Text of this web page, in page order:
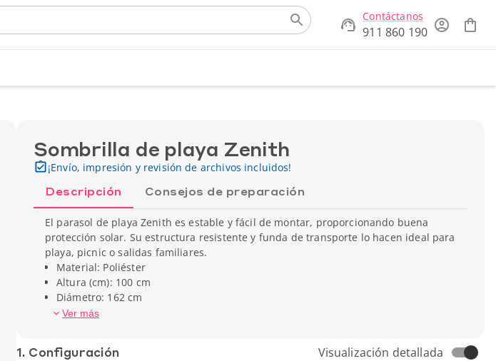
Contáctanos
911 860 190
Sombrilla de playa Zenith
¡Envío, impresión y revisión de archivos incluidos!
Descripción Consejos de preparación
El parasol de playa Zenith es estable y fácil de montar, proporcionando buena
protección solar. Su estructura resistente y funda de transporte lo hacen ideal para
playa, picnic o salidas familiares.
Material: Poliéster
Altura (cm): 100 cm
Diámetro: 162 cm
Peso unitario: 1000 gr
Ver más
1. Conf­iguración Visualización detallada